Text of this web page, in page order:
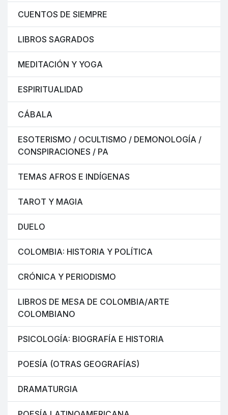
CUENTOS DE SIEMPRE
LIBROS SAGRADOS
MEDITACIÓN Y YOGA
ESPIRITUALIDAD
CÁBALA
ESOTERISMO / OCULTISMO / DEMONOLOGÍA /
CONSPIRACIONES / PA
TEMAS AFROS E INDÍGENAS
TAROT Y MAGIA
DUELO
COLOMBIA: HISTORIA Y POLÍTICA
CRÓNICA Y PERIODISMO
LIBROS DE MESA DE COLOMBIA/ARTE
COLOMBIANO
PSICOLOGÍA: BIOGRAFÍA E HISTORIA
POESÍA (OTRAS GEOGRAFÍAS)
DRAMATURGIA